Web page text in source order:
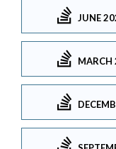
JUNE
MARCH